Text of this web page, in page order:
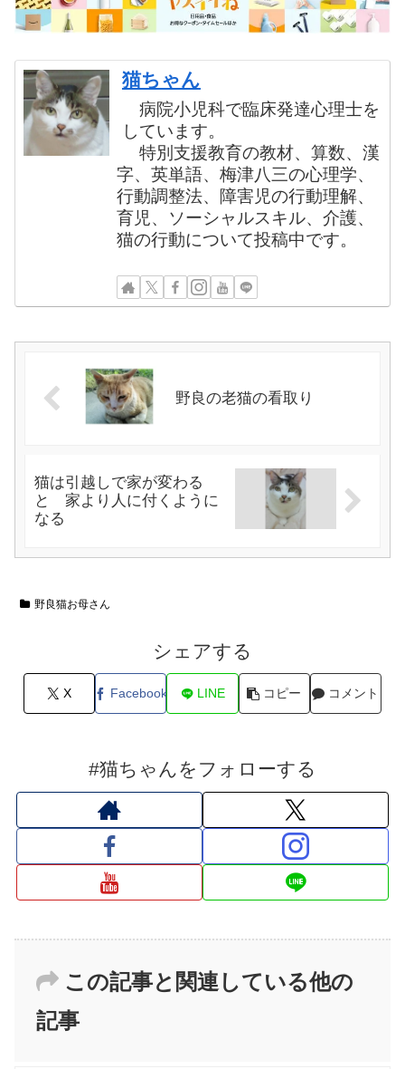
猫ちゃん
病院小児科で臨床発達心理士を
しています。
特別支援教育の教材、算数、漢
字、英単語、梅津八三の心理学、
行動調整法、障害児の行動理解、
育児、ソーシャルスキル、介護、
猫の行動について投稿中です。
野良の老猫の看取り
猫は引越しで家が変わる
と 家より人に付くように
なる
野良猫お母さん
シェアする
X Facebook LINE コピー コメント
#猫ちゃんをフォローする
この記事と関連している他の
記事